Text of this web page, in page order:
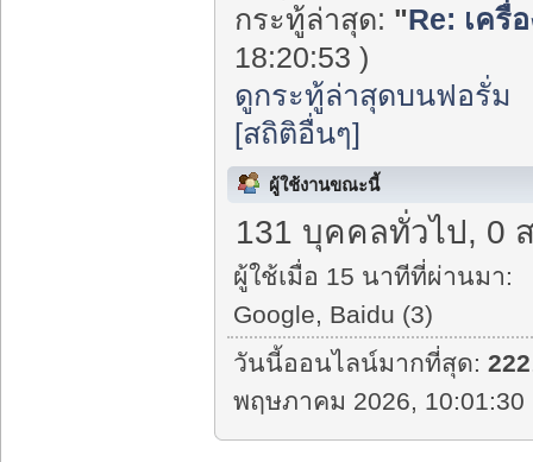
กระทู้ล่าสุด: "Re: เครื่
18:20:53 )
ดูกระทู้ล่าสุดบนฟอรั่ม
[สถิติอื่นๆ]
ผู้ใช้งานขณะนี้
131 บุคคลทั่วไป, 0
ผู้ใช้เมื่อ 15 นาทีที่ผ่านมา:
Google, Baidu (3)
วันนี้ออนไลน์มากที่สุด:222
พฤษภาคม 2026, 10:01:30